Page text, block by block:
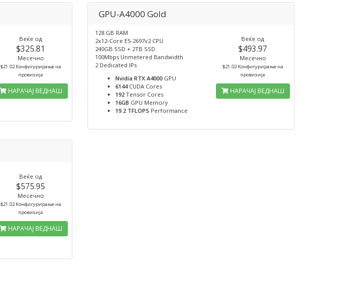
Веќе од
$325.81
Месечно
$21.02 Конфигурирање на
провизија
НАРАЧАЈ ВЕДНАШ
GPU-A4000 Gold
128 GB RAM
2x12-Core E5-2697v2 CPU
240GB SSD + 2TB SSD
100Mbps Unmetered Bandwidth
2 Dedicated IPs
Nvidia RTX A4000 GPU
6144CUDA Cores
192 Tensor Cores
16GB GPU Memory
19.2 TFLOPS Performance
Веќе од
$493.97
Месечно
$21.02 Конфигурирање на
провизија
НАРАЧАЈ ВЕДНАШ
Веќе од
$575.95
Месечно
$21.02 Конфигурирање на
провизија
НАРАЧАЈ ВЕДНАШ